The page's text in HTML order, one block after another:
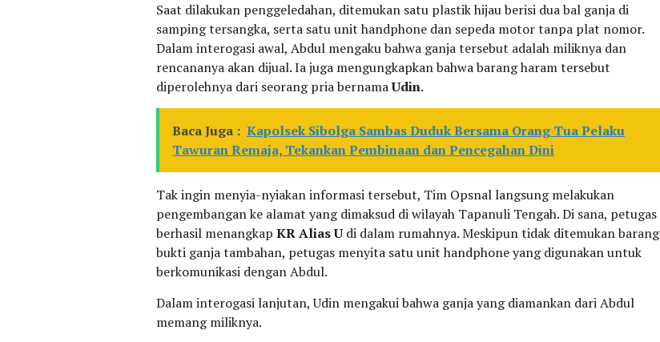
Saat dilakukan penggeledahan, ditemukan satu plastik hijau berisi dua bal ganja di
samping tersangka, serta satu unit handphone dan sepeda motor tanpa plat nomor.
Dalam interogasi awal, Abdul mengaku bahwa ganja tersebut adalah miliknya dan
rencananya akan dijual. Ia juga mengungkapkan bahwa barang haram tersebut
diperolehnya dari seorang pria bernamaUdin.
Baca Juga : Kapolsek Sibolga Sambas Duduk Bersama Orang Tua Pelaku
Tawuran Remaja, Tekankan Pembinaan dan Pencegahan Dini
Tak ingin menyia-nyiakan informasi tersebut, Tim Opsnal langsung melakukan
pengembangan ke alamat yang dimaksud di wilayah Tapanuli Tengah. Di sana, petugas
berhasil menangkap KR Alias Udi dalam rumahnya. Meskipun tidak ditemukan barang
bukti ganja tambahan, petugas menyita satu unit handphone yang digunakan untuk
berkomunikasi dengan Abdul.
Dalam interogasi lanjutan, Udin mengakui bahwa ganja yang diamankan dari Abdul
memang miliknya.